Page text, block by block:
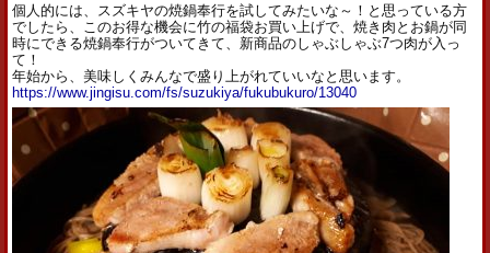
個人的には、スズキヤの焼鍋奉行を試してみたいな～！と思っている方
でしたら、このお得な機会に竹の福袋お買い上げで、焼き肉とお鍋が同
時にできる焼鍋奉行がついてきて、新商品のしゃぶしゃぶ7つ肉が入っ
て！
年始から、美味しくみんなで盛り上がれていいなと思います。
https://www.jingisu.com/fs/suzukiya/fukubukuro/13040